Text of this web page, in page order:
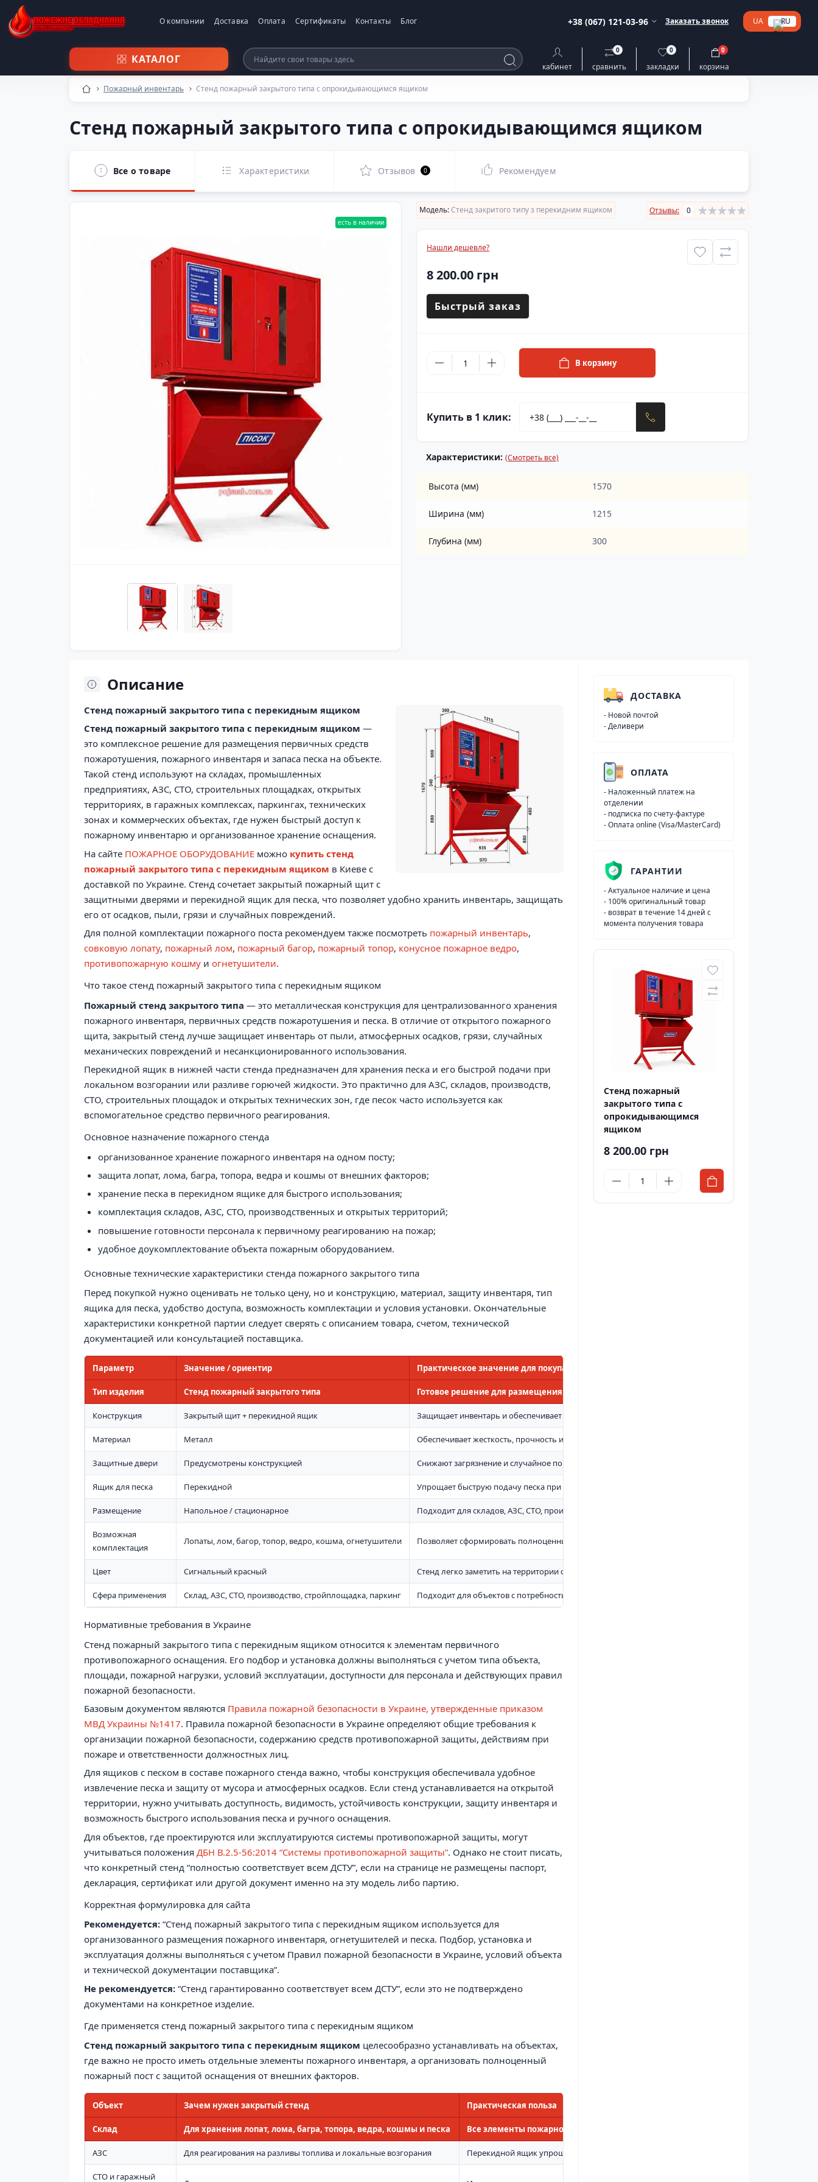
О компании Доставка Оплата Сертификаты Контакты Блог +38 (067) 121-03-96 Заказать звонок UA RU
КАТАЛОГ
кабинет сравнить
0
закладки
0
корзина
0
Пожарный инвентарь Стенд пожарный закрытого типа с опрокидывающимся ящиком
Стенд пожарный закрытого типа с опрокидывающимся ящиком
Все о товаре Характеристики Отзывов 0 Рекомендуем
есть в наличии
Модель:Стенд закритого типу з перекидним ящиком Отзывы: 0
Нашли дешевле?
8 200.00 грн
Быстрый заказ
В корзину
Купить в 1 клик:
Характеристики: (Смотреть все)
Высота (мм) 1570
Ширина (мм) 1215
Глубина (мм) 300
Описание
Стенд пожарный закрытого типа с перекидным ящиком
Стенд пожарный закрытого типа с перекидным ящиком —
это комплексное решение для размещения первичных средств
пожаротушения, пожарного инвентаря и запаса песка на объекте.
Такой стенд используют на складах, промышленных
предприятиях, АЗС, СТО, строительных площадках, открытых
территориях, в гаражных комплексах, паркингах, технических
зонах и коммерческих объектах, где нужен быстрый доступ к
пожарному инвентарю и организованное хранение оснащения.
На сайте ПОЖАРНОЕ ОБОРУДОВАНИЕ можно купить стенд
пожарный закрытого типа с перекидным ящиком в Киеве с
доставкой по Украине. Стенд сочетает закрытый пожарный щит с
защитными дверями и перекидной ящик для песка, что позволяет удобно хранить инвентарь, защищать
его от осадков, пыли, грязи и случайных повреждений.
Для полной комплектации пожарного поста рекомендуем также посмотреть пожарный инвентарь,
совковую лопату, пожарный лом, пожарный багор, пожарный топор, конусное пожарное ведро,
противопожарную кошму и огнетушители.
Что такое стенд пожарный закрытого типа с перекидным ящиком
Пожарный стенд закрытого типа — это металлическая конструкция для централизованного хранения
пожарного инвентаря, первичных средств пожаротушения и песка. В отличие от открытого пожарного
щита, закрытый стенд лучше защищает инвентарь от пыли, атмосферных осадков, грязи, случайных
механических повреждений и несанкционированного использования.
Перекидной ящик в нижней части стенда предназначен для хранения песка и его быстрой подачи при
локальном возгорании или разливе горючей жидкости. Это практично для АЗС, складов, производств,
СТО, строительных площадок и открытых технических зон, где песок часто используется как
вспомогательное средство первичного реагирования.
Основное назначение пожарного стенда
организованное хранение пожарного инвентаря на одном посту;
защита лопат, лома, багра, топора, ведра и кошмы от внешних факторов;
хранение песка в перекидном ящике для быстрого использования;
комплектация складов, АЗС, СТО, производственных и открытых территорий;
повышение готовности персонала к первичному реагированию на пожар;
удобное доукомплектование объекта пожарным оборудованием.
Основные технические характеристики стенда пожарного закрытого типа
Перед покупкой нужно оценивать не только цену, но и конструкцию, материал, защиту инвентаря, тип
ящика для песка, удобство доступа, возможность комплектации и условия установки. Окончательные
характеристики конкретной партии следует сверять с описанием товара, счетом, технической
документацией или консультацией поставщика.
Параметр Значение / ориентир Практическое значение для покупателя
Тип изделия Стенд пожарный закрытого типа Готовое решение для размещения пожарного инвентаря
Конструкция Закрытый щит + перекидной ящик Защищает инвентарь и обеспечивает хранение песка
Материал Металл Обеспечивает жесткость, прочность и долговечность
Защитные двери Предусмотрены конструкцией Снижают загрязнение и случайное повреждение инвентаря
Ящик для песка Перекидной Упрощает быструю подачу песка при локализации возгорания
Размещение Напольное / стационарное Подходит для складов, АЗС, СТО, производства и открытых территорий
Возможная
комплектация
Лопаты, лом, багор, топор, ведро, кошма, огнетушители Позволяет сформировать полноценный пожарный пост
Цвет Сигнальный красный Стенд легко заметить на территории объекта
Сфера применения Склад, АЗС, СТО, производство, стройплощадка, паркинг Подходит для объектов с потребностью в комплексном пожарном посту
Нормативные требования в Украине
Стенд пожарный закрытого типа с перекидным ящиком относится к элементам первичного
противопожарного оснащения. Его подбор и установка должны выполняться с учетом типа объекта,
площади, пожарной нагрузки, условий эксплуатации, доступности для персонала и действующих правил
пожарной безопасности.
Базовым документом являются Правила пожарной безопасности в Украине, утвержденные приказом
МВД Украины №1417. Правила пожарной безопасности в Украине определяют общие требования к
организации пожарной безопасности, содержанию средств противопожарной защиты, действиям при
пожаре и ответственности должностных лиц.
Для ящиков с песком в составе пожарного стенда важно, чтобы конструкция обеспечивала удобное
извлечение песка и защиту от мусора и атмосферных осадков. Если стенд устанавливается на открытой
территории, нужно учитывать доступность, видимость, устойчивость конструкции, защиту инвентаря и
возможность быстрого использования песка и ручного оснащения.
Для объектов, где проектируются или эксплуатируются системы противопожарной защиты, могут
учитываться положения ДБН В.2.5-56:2014 “Системы противопожарной защиты”. Однако не стоит писать,
что конкретный стенд “полностью соответствует всем ДСТУ”, если на странице не размещены паспорт,
декларация, сертификат или другой документ именно на эту модель либо партию.
Корректная формулировка для сайта
Рекомендуется: “Стенд пожарный закрытого типа с перекидным ящиком используется для
организованного размещения пожарного инвентаря, огнетушителей и песка. Подбор, установка и
эксплуатация должны выполняться с учетом Правил пожарной безопасности в Украине, условий объекта
и технической документации поставщика”.
Не рекомендуется: “Стенд гарантированно соответствует всем ДСТУ”, если это не подтверждено
документами на конкретное изделие.
Где применяется стенд пожарный закрытого типа с перекидным ящиком
Стенд пожарный закрытого типа с перекидным ящиком целесообразно устанавливать на объектах,
где важно не просто иметь отдельные элементы пожарного инвентаря, а организовать полноценный
пожарный пост с защитой оснащения от внешних факторов.
Объект Зачем нужен закрытый стенд Практическая польза
Склад Для хранения лопат, лома, багра, топора, ведра, кошмы и песка Все элементы пожарного поста собраны в одном месте
АЗС Для реагирования на разливы топлива и локальные возгорания Перекидной ящик упрощает быструю подачу песка
СТО и гаражный
ДОСТАВКА
- Новой почтой
- Деливери
ОПЛАТА
- Наложенный платеж на
отделении
- подписка по счету-фактуре
- Оплата online (Visa/MasterCard)
ГАРАНТИИ
- Актуальное наличие и цена
- 100% оригинальный товар
- возврат в течение 14 дней с
момента получения товара
Стенд пожарный
закрытого типа с
опрокидывающимся
ящиком
8 200.00 грн